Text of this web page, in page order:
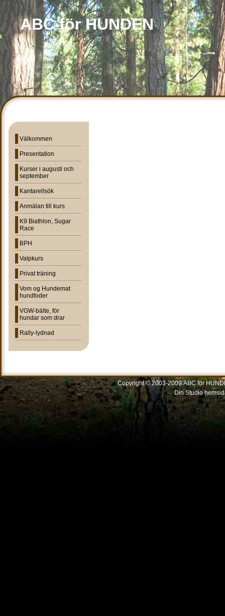
ABC för HUNDEN
Välkommen
Presentation
Kurser i augusti och
september
Kantarellsök
Anmälan till kurs
K9 Biathlon, Sugar
Race
BPH
Valpkurs
Privat träning
Vom og Hundemat
hundfoder
VGW-bälte, för
hundar som drar
Rally-lydnad
Copyright © 2003-2009 ABC för
Din Studio